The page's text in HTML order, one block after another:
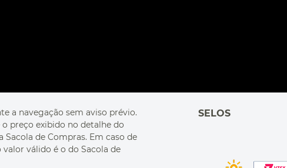
a navegação sem aviso prévio.
preço exibido no detalhe do
de Compras. Em caso de
válido é o do Sacola de
SELOS